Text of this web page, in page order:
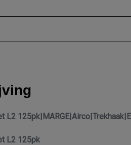
L2
L2 125pk